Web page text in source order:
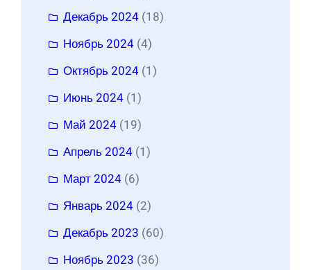
Декабрь 2024 (18)
Ноябрь 2024 (4)
Октябрь 2024 (1)
Июнь 2024 (1)
Май 2024 (19)
Апрель 2024 (1)
Март 2024 (6)
Январь 2024 (2)
Декабрь 2023 (60)
Ноябрь 2023 (36)